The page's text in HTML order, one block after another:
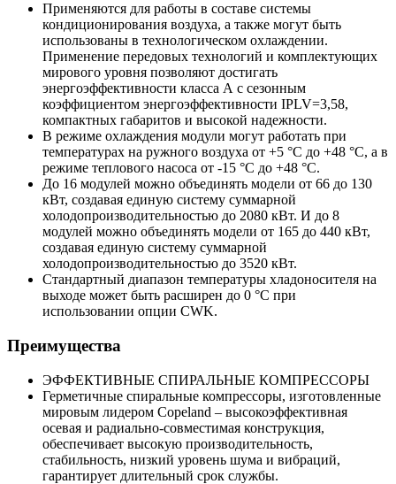
Применяются для работы в составе системы
кондиционирования воздуха, а также могут быть
использованы в технологическом охлаждении.
Применение передовых технологий и комплектующих
мирового уровня позволяют достигать
энергоэффективности класса А с сезонным
коэффициентом энергоэффективности IPLV=3,58,
компактных габаритов и высокой надежности.
В режиме охлаждения модули могут работать при
температурах на ружного воздуха от +5 °С до +48 °С, а в
режиме теплового насоса от -15 °С до +48 °С.
До 16 модулей можно объединять модели от 66 до 130
кВт, создавая единую систему суммарной
холодопроизводительностью до 2080 кВт. И до 8
модулей можно объединять модели от 165 до 440 кВт,
создавая единую систему суммарной
холодопроизводительностью до 3520 кВт.
Стандартный диапазон температуры хладоносителя на
выходе может быть расширен до 0 °С при
использовании опции CWK.
Преимущества
ЭФФЕКТИВНЫЕ СПИРАЛЬНЫЕ КОМПРЕССОРЫ
Герметичные спиральные компрессоры, изготовленные
мировым лидером Copeland – высокоэффективная
осевая и радиально-совместимая конструкция,
обеспечивает высокую производительность,
стабильность, низкий уровень шума и вибраций,
гарантирует длительный срок службы.